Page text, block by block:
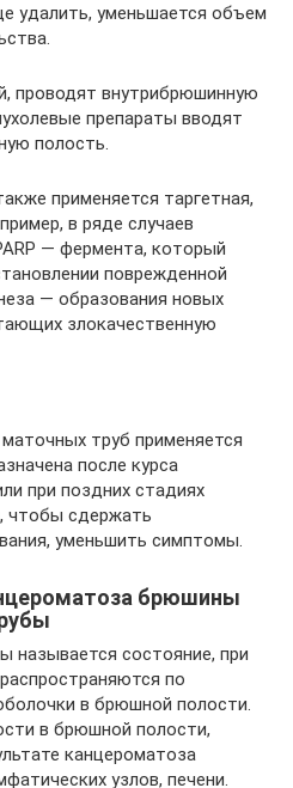
удалить, уменьшается объем
проводят внутрибрюшинную
препараты вводят
полость.
применяется таргетная,
в ряде случаев
— фермента, который
поврежденной
— образования новых
злокачественную
труб применяется
после курса
при поздних стадиях
чтобы сдержать
уменьшить симптомы.
брюшины
состояние, при
по
в брюшной полости.
в брюшной полости,
канцероматоза
узлов, печени.